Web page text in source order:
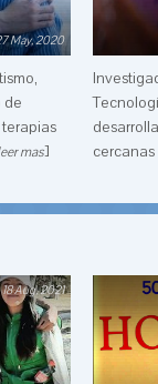
May, 2020
de
mas]
18 Aug, 2021